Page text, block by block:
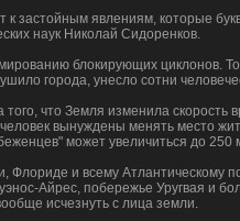
застойным явлениям, которые
наук Николай Сидоренков.
блокирующих циклонов.
города, унесло сотни
что Земля изменила скорость
вынуждены менять место
может увеличиться до 250
Флориде и всему Атлантическому
Айрес, побережье Уругвая и
исчезнуть с лица земли.